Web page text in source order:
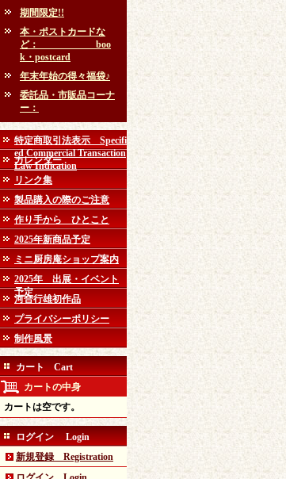
期間限定!!
本・ポストカードな
ど： boo
k・postcard
年末年始の得々福袋♪
委託品・市販品コーナ
ー：
特定商取引法表示 Specifi
ed Commercial Transaction
Law Indication
カレンダー
リンク集
製品購入の際のご注意
作り手から ひとこと
2025年新商品予定
ミニ厨房庵ショップ案内
2025年 出展・イベント
予定
河合行雄初作品
プライバシーポリシー
制作風景
カート Cart
カートの中身
カートは空です。
ログイン Login
新規登録 Registration